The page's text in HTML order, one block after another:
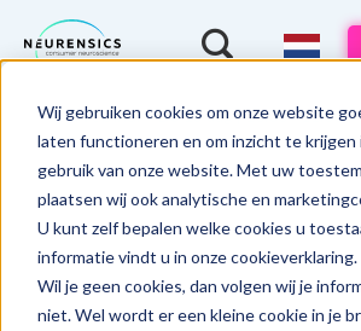
Wij gebruiken cookies om onze website
laten functioneren en om inzicht te krijgen
gebruik van onze website. Met uw
plaatsen wij ook analytische en
U kunt zelf bepalen welke cookies u
informatie vindt u in onze cookieverklaring.
Wil je geen cookies, dan volgen wij je
niet. Wel wordt er een kleine cookie in je
Expertises
Branches
Cases
Over ons
Webinar -Do 13 aug | 10:00 - 11:00u